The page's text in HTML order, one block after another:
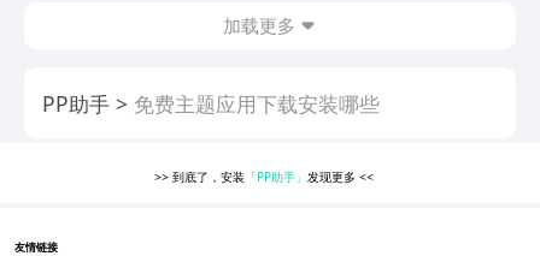
加载更多
PP助手 免费主题应用下载安装哪些
>> 到底了，安装 「PP助手」发现更多<<
友情链接